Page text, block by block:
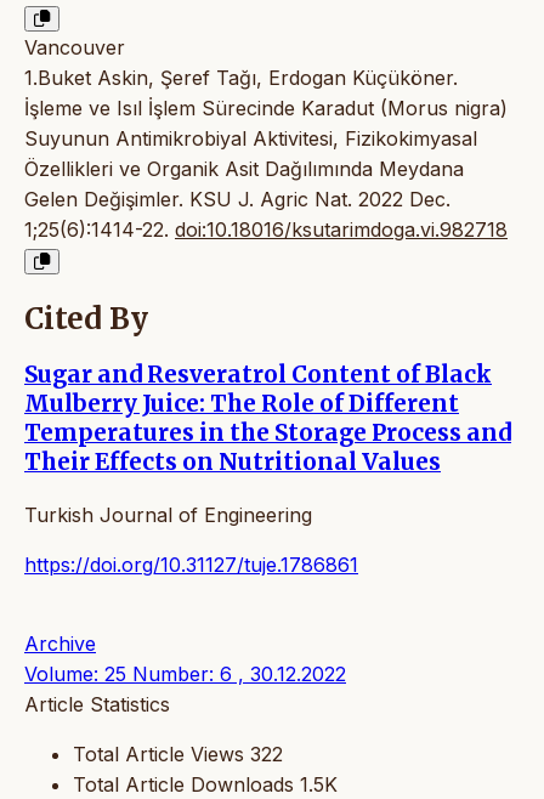
Vancouver
1.Buket Askin, Şeref Tağı, Erdogan Küçüköner.
İşleme ve Isıl İşlem Sürecinde Karadut (Morus nigra)
Suyunun Antimikrobiyal Aktivitesi, Fizikokimyasal
Özellikleri ve Organik Asit Dağılımında Meydana
Gelen Değişimler. KSU J. Agric Nat. 2022 Dec.
1;25(6):1414-22. doi:10.18016/ksutarimdoga.vi.982718
Cited By
Sugar and Resveratrol Content of Black
Mulberry Juice: The Role of Different
Temperatures in the Storage Process and
Their Effects on Nutritional Values
Turkish Journal of Engineering
https://doi.org/10.31127/tuje.1786861
Archive
Volume: 25 Number: 6 , 30.12.2022
Article Statistics
Total Article Views 322
Total Article Downloads 1.5K